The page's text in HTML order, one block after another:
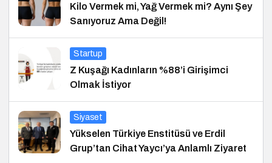
Kilo Vermek mi, Yağ Vermek mi? Aynı Şey
Sanıyoruz Ama Değil!
Startup
Z Kuşağı Kadınların %88’i Girişimci
Olmak İstiyor
Siyaset
Yükselen Türkiye Enstitüsü ve Erdil
Grup’tan Cihat Yaycı’ya Anlamlı Ziyaret